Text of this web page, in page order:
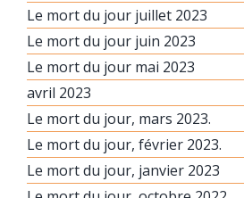
Le mort du jour juillet 2023
Le mort du jour juin 2023
Le mort du jour mai 2023
avril 2023
Le mort du jour, mars 2023.
Le mort du jour, février 2023.
Le mort du jour, janvier 2023